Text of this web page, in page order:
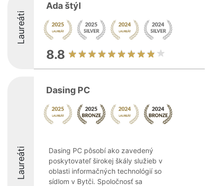
Laureáti
Ada štýl
8.8
Laureáti
Dasing PC
Dasing PC pôsobí ako zavedený
poskytovateľ širokej škály služieb v
oblasti informačných technológií so
sídlom v Bytči. Spoločnosť sa